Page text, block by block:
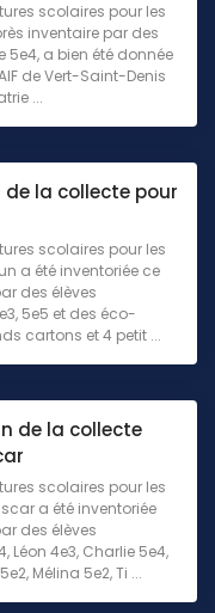
scolaires pour les
inventaire par des
5e4, a bien été donnée
de Vert-Saint-Denis
...
de la collecte pour
scolaires pour les
a été inventoriée ce
des élèves
5e5 et des éco-
cartons et 4 petit ...
de la collecte
scolaires pour les
a été inventoriée
des élèves
Léon 4e3, Charlie 5e4,
Mélina 5e2, Ti ...